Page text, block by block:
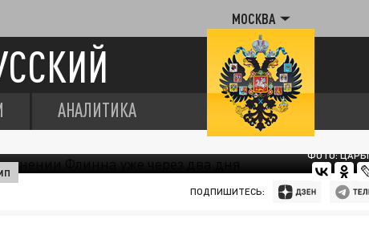
МОСКВА
АНАЛИТИКА
ФОТО:
ПОДПИШИТЕСЬ: